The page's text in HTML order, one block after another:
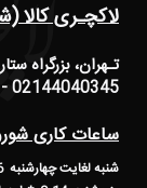
لاکچـری کالا
تـهران، بزرگراه
02144040345 - 02144040225
ساعات کاری
شنبه لغایت چهارشنبه 16-9 *